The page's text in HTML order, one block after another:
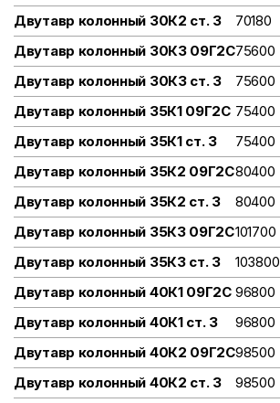
Двутавр колонный 30К2 ст. 3
70180
Двутавр колонный 30К3 09Г2С75600
Двутавр колонный 30К3 ст. 3
75600
Двутавр колонный 35К1 09Г2С 75400
Двутавр колонный 35К1 ст. 3
75400
Двутавр колонный 35К2 09Г2С80400
Двутавр колонный 35К2 ст. 3
80400
Двутавр колонный 35К3 09Г2С101700
Двутавр колонный 35К3 ст. 3
103800
Двутавр колонный 40К1 09Г2С 96800
Двутавр колонный 40К1 ст. 3
96800
Двутавр колонный 40К2 09Г2С98500
Двутавр колонный 40К2 ст. 3
98500